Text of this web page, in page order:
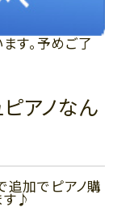
す。予めご了
ピアノなん
追加でピアノ購
す♪